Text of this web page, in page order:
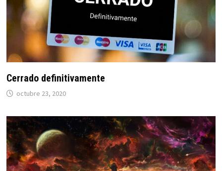
Cerrado definitivamente
octubre 23, 2020